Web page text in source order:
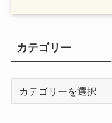
カテゴリー